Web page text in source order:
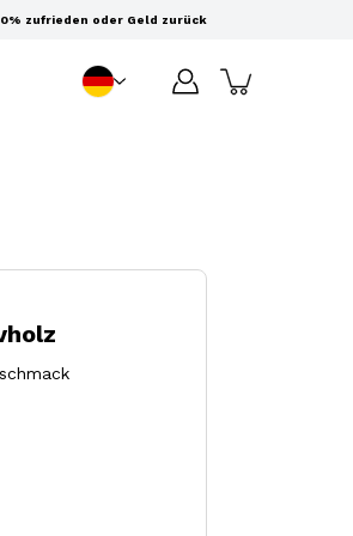
zufrieden oder Geld zurück
DE